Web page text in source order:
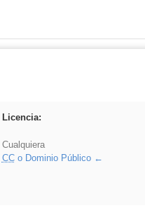
Licencia:
Cualquiera
CCo Dominio Público